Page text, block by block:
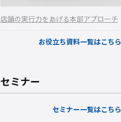
店舗の実行力をあげる本部アプローチ
お役立ち資料一覧はこちら
セミナー
セミナー一覧はこちら